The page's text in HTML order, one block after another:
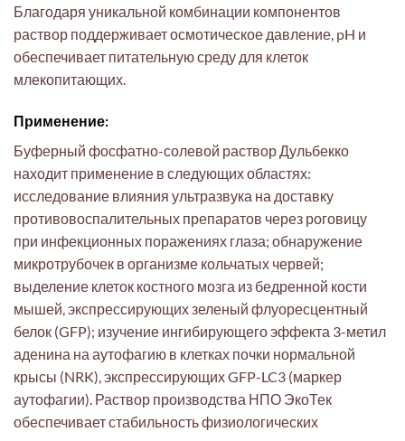
Благодаря уникальной комбинации компонентов
раствор поддерживает осмотическое давление, pH и
обеспечивает питательную среду для клеток
млекопитающих.
Применение:
Буферный фосфатно-солевой раствор Дульбекко
находит применение в следующих областях:
исследование влияния ультразвука на доставку
противовоспалительных препаратов через роговицу
при инфекционных поражениях глаза; обнаружение
микротрубочек в организме кольчатых червей;
выделение клеток костного мозга из бедренной кости
мышей, экспрессирующих зеленый флуоресцентный
белок (GFP); изучение ингибирующего эффекта 3-метил
аденина на аутофагию в клетках почки нормальной
крысы (NRK), экспрессирующих GFP-LC3 (маркер
аутофагии). Раствор производства НПО ЭкоТек
обеспечивает стабильность физиологических